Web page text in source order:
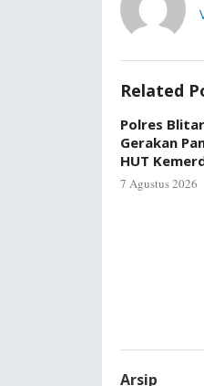
Related
Polres
Gerakan
HUT
7 Agustus 2026
Arsip